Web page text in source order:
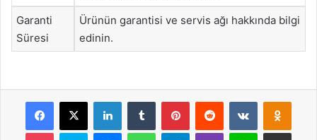
Garanti
Süresi
Ürünün garantisi ve servis ağı hakkında bilgi
edinin.
Facebook
X LinkedInTumblr PinterestReddit VKontakte
Pocket Skype MessengerWhatsAppTelegramViber Line E-Posta ile